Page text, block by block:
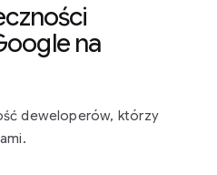
na
deweloperów, którzy